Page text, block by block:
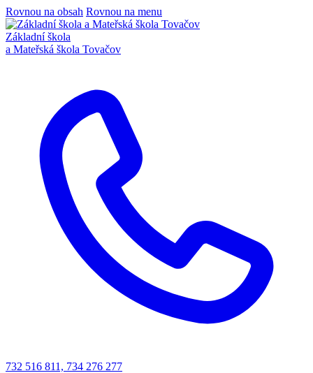
Rovnou na obsah Rovnou na menu
Základní škola
a Mateřská škola Tovačov
732 516 811, 734 276 277